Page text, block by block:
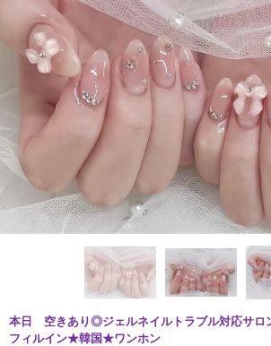
本日 空きあり◎ジェルネイルトラブル対応サ
フィルイン★韓国★ワンホン